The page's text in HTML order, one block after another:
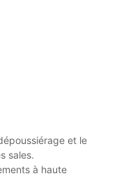
et le
sales.
à haute